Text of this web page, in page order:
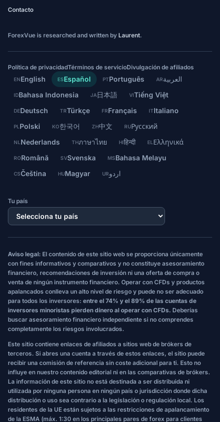
Contacto
ForexVue is researched and written by Laurent.
Política de privacidadTérminos de servicioDivulgación de afiliados
ENEnglish ESEspañol PTPortuguês ARالعربية
IDBahasa Indonesia JA日本語 VITiếng Việt
DEDeutsch TRTürkçe FRFrançais ITItaliano
PL Polski KO한국어 ZH中文 RUРусский
NL Nederlands THภาษาไทย HIहिन्दी EL Ελληνικά
RORomână SVSvenska MSBahasa Melayu
CSČeština HUMagyar URاردو
Tu país
Aviso legal: El contenido de este sitio web se proporciona únicamente
con fines informativos y comparativos y no constituye asesoramiento
financiero, recomendaciones de inversión ni una oferta de compra o
venta de ningún instrumento financiero. Operar con CFDs y productos
apalancados conlleva un alto nivel de riesgo y puede no ser adecuado
para todos los inversores: entre el 74% y el 89% de las cuentas de
inversores minoristas pierden dinero al operar con CFDs. Deberías
buscar asesoramiento financiero independiente si no comprendes
completamente los riesgos involucrados.
Este sitio contiene enlaces de afiliados a sitios web de brókers de
terceros. Si abres una cuenta a través de estos enlaces, el sitio puede
recibir una comisión de referencia sin coste adicional para ti. Esto no
influye en nuestro contenido editorial ni en las comparativas de brókers.
La información de este sitio no está destinada a ser distribuida ni
utilizada por ninguna persona en ningún país o jurisdicción donde dicha
distribución o uso sea contrario a la legislación o regulación local. Los
residentes de la UE están sujetos a las restricciones de apalancamiento
de la ESMA (máx. 1:30 en los principales pares de forex para clientes